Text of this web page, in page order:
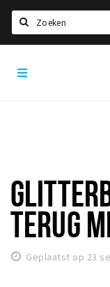
Home
Eten
Drinken
Slapen
TERUG
Geplaatst op 23